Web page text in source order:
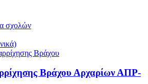
σχολών
Βράχου
Βράχου Αρχαρίων ΑΠΡ-